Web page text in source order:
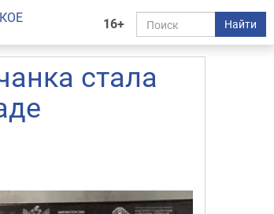
16+ Найти
стала